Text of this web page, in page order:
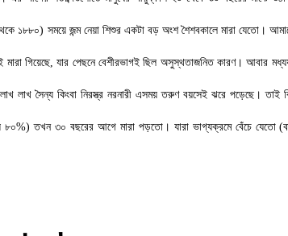
১৮৮০) সময়ে জন্ম নেয়া শিশুর একটা বড় অংশ শৈশবকালে মারা যেতো।
গিয়েছে ,যার পেছনে বেশীরভাগই ছিল অসুস্থতাজনিত কারণ। আবার
লাখ সৈন্য কিংবা নিরস্ত্র নরনারী এসময় তরুণ বয়সেই ঝরে পড়েছে। তাই
৮০%) তখন ৩০ বছরের আগে মারা পড়তো। যারা ভাগ্যক্রমে বেঁচে যেতো